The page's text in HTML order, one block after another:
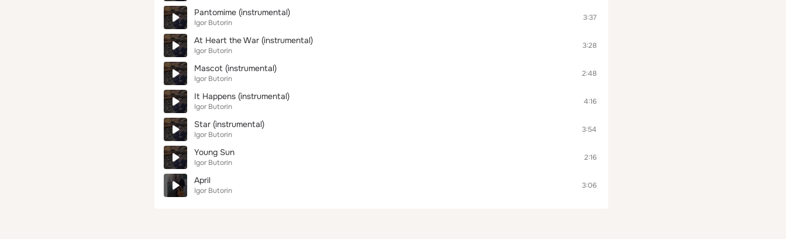
Pantomime (instrumental)
Igor Butorin
3:37
At Heart the War (instrumental)
Igor Butorin
3:28
Mascot (instrumental)
Igor Butorin
2:48
It Happens (instrumental)
Igor Butorin
4:16
Star (instrumental)
Igor Butorin
3:54
Young Sun
Igor Butorin
2:16
April
Igor Butorin
3:06